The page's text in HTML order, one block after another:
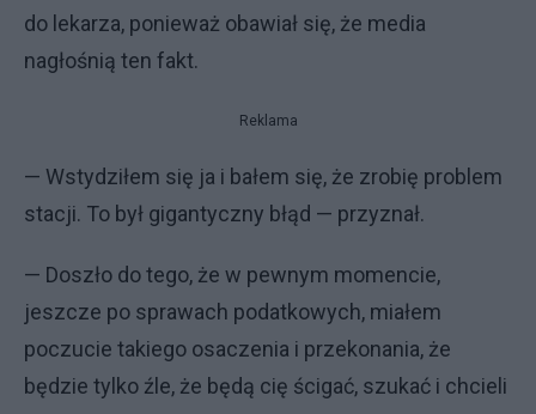
do lekarza, ponieważ obawiał się, że media
nagłośnią ten fakt.
Reklama
— Wstydziłem się ja i bałem się, że zrobię problem
stacji. To był gigantyczny błąd — przyznał.
— Doszło do tego, że w pewnym momencie,
jeszcze po sprawach podatkowych, miałem
poczucie takiego osaczenia i przekonania, że
będzie tylko źle, że będą cię ścigać, szukać i chcieli